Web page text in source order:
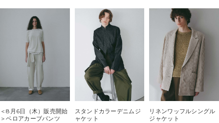
＜8月6日（木）販売開始
＞ベロアカーブパンツ
スタンドカラーデニムジ
ャケット
リネンワッフルシングル
ジャケット